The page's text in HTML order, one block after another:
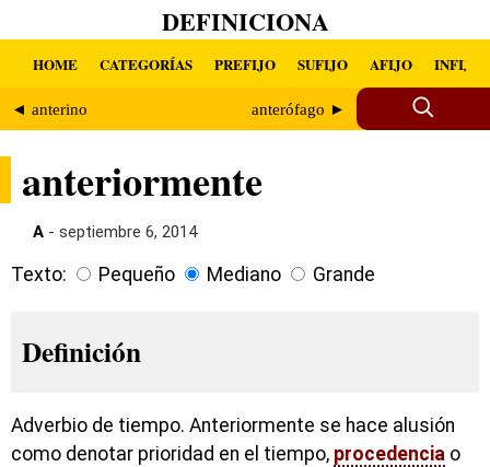
DEFINICIONA
HOME CATEGORÍAS PREFIJO SUFIJO AFIJO INFIJO
◄ anterino anterófago ►
anteriormente
A - septiembre 6, 2014
Texto: Pequeño Mediano Grande
Definición
Adverbio de tiempo. Anteriormente se hace alusión
como denotar prioridad en el tiempo, procedencia o